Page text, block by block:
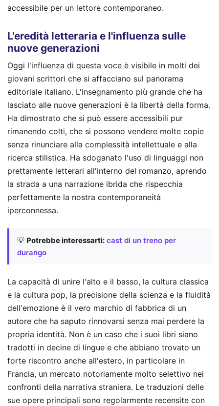
accessibile per un lettore contemporaneo.
L'eredità letteraria e l'influenza sulle
nuove generazioni
Oggi l'influenza di questa voce è visibile in molti dei
giovani scrittori che si affacciano sul panorama
editoriale italiano. L'insegnamento più grande che ha
lasciato alle nuove generazioni è la libertà della forma.
Ha dimostrato che si può essere accessibili pur
rimanendo colti, che si possono vendere molte copie
senza rinunciare alla complessità intellettuale e alla
ricerca stilistica. Ha sdoganato l'uso di linguaggi non
prettamente letterari all'interno del romanzo, aprendo
la strada a una narrazione ibrida che rispecchia
perfettamente la nostra contemporaneità
iperconnessa.
💡 Potrebbe interessarti: cast di un treno per
durango
La capacità di unire l'alto e il basso, la cultura classica
e la cultura pop, la precisione della scienza e la fluidità
dell'emozione è il vero marchio di fabbrica di un
autore che ha saputo rinnovarsi senza mai perdere la
propria identità. Non è un caso che i suoi libri siano
tradotti in decine di lingue e che abbiano trovato un
forte riscontro anche all'estero, in particolare in
Francia, un mercato notoriamente molto selettivo nei
confronti della narrativa straniera. Le traduzioni delle
sue opere principali sono regolarmente recensite con